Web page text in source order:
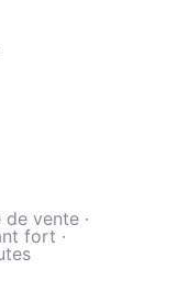
de vente ·
fort ·